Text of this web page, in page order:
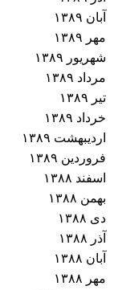
آبان ۱۳۸۹
مهر ۱۳۸۹
شهریور ۱۳۸۹
مرداد ۱۳۸۹
تیر ۱۳۸۹
خرداد ۱۳۸۹
اردیبهشت ۱۳۸۹
فروردین ۱۳۸۹
اسفند ۱۳۸۸
بهمن ۱۳۸۸
دی ۱۳۸۸
آذر ۱۳۸۸
آبان ۱۳۸۸
مهر ۱۳۸۸